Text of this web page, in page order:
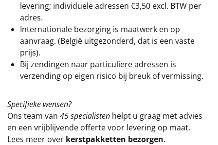
levering; individuele adressen €3,50 excl. BTW per
adres.
Internationale bezorging is maatwerk en op
aanvraag. (België uitgezonderd, dat is een vaste
prijs).
Bij zendingen naar particuliere adressen is
verzending op eigen risico bij breuk of vermissing.
Specifieke wensen?
Ons team van 45 specialisten helpt u graag met advies
en een vrijblijvende offerte voor levering op maat.
Lees meer over kerstpakketten bezorgen.